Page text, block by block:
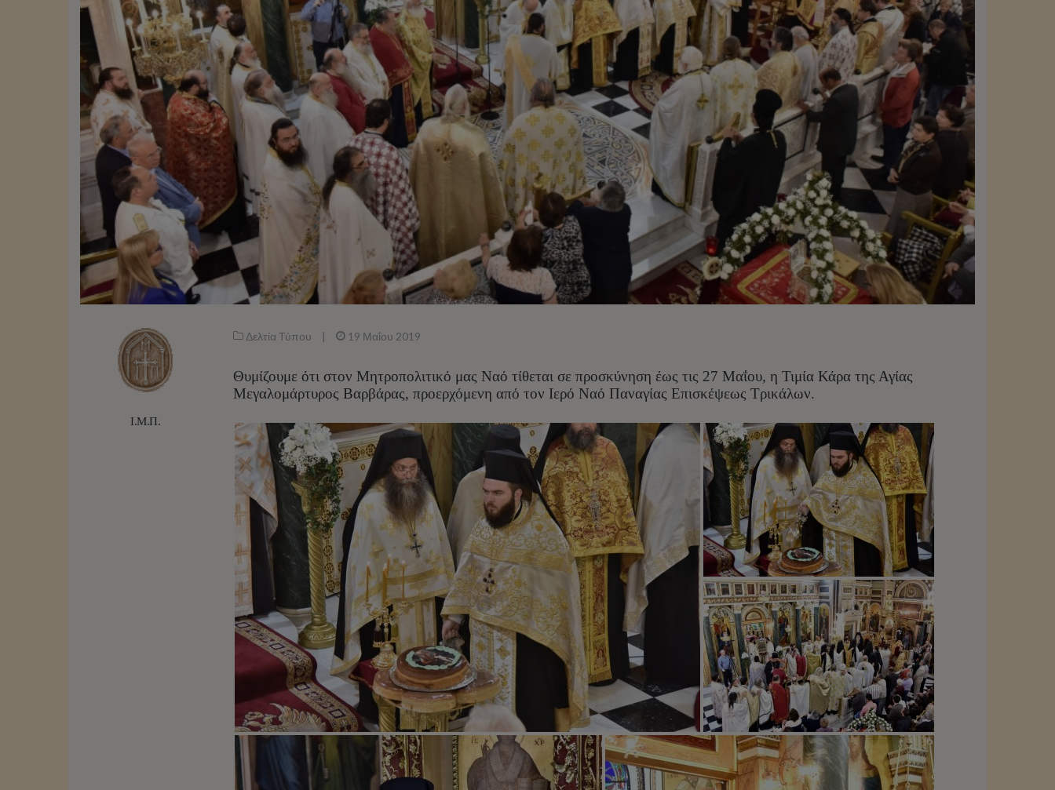
Ι.Μ.Π.
Δελτία Τύπου 19 Μαΐου 2019
Θυμίζουμε ότι στον Μητροπολιτικό μας Ναό τίθεται σε προσκύνηση έως τις 27 Μαΐου, η Τιμία Κάρα της Αγίας
Μεγαλομάρτυρος Βαρβάρας, προερχόμενη από τον Ιερό Ναό Παναγίας Επισκέψεως Τρικάλων.